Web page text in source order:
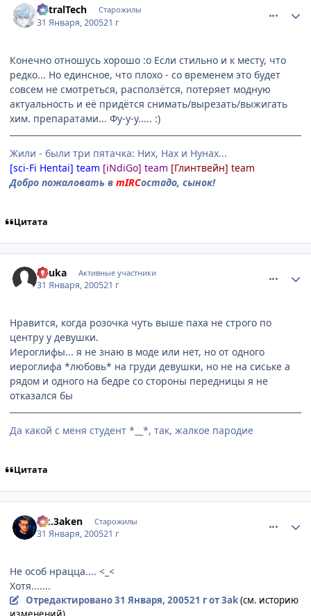
AstralTech Старожилы
31 Января, 200521 г
Конечно отношусь хорошо :o Если стильно и к месту, что
редко... Но единсное, что плохо - со временем это будет
совсем не смотреться, расползётся, потеряет модную
актуальность и её придётся снимать/вырезать/выжигать
хим. препаратами... Фу-у-у..... :)
Жили - были три пятачка: Них, Нах и Нунах...
[sci-Fi Hentai] team [iNdiGo] team [Глинтвейн] team
Добро пожаловать в mIRCостадо, сынок!
Цитата
Asuka Активные участники
31 Января, 200521 г
Нравится, когда розочка чуть выше паха не строго по
центру у девушки.
Иероглифы... я не знаю в моде или нет, но от одного
иероглифа *любовь* на груди девушки, но не на сиське а
рядом и одного на бедре со стороны передницы я не
отказался бы
Да какой с меня студент *__*, так, жалкое пародие
Цитата
s.k.3aken Старожилы
31 Января, 200521 г
Не особ нрацца.... <_<
Хотя.......
Отредактировано31 Января, 200521 гот 3ak(см. историю